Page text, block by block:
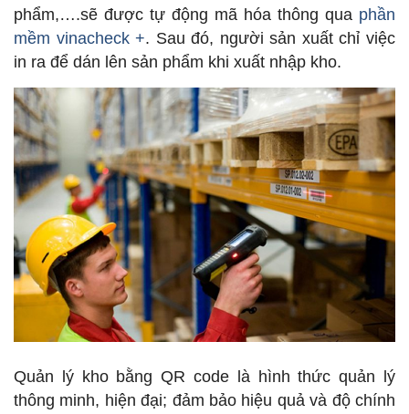
phẩm,….sẽ được tự động mã hóa thông qua phần
mềm vinacheck +. Sau đó, người sản xuất chỉ việc
in ra để dán lên sản phẩm khi xuất nhập kho.
Quản lý kho bằng QR code là hình thức quản lý
thông minh, hiện đại; đảm bảo hiệu quả và độ chính